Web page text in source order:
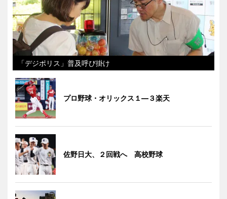
「デジポリス」普及呼び掛け
プロ野球・オリックス１―３楽天
佐野日大、２回戦へ 高校野球